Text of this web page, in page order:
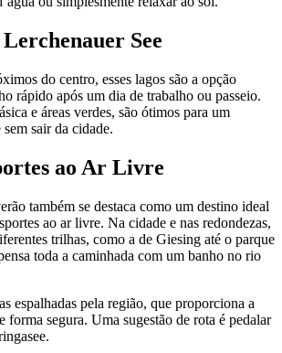
See
do centro, esses lagos são a opção
rápido após um dia de trabalho ou passeio.
e áreas verdes, são ótimos para um
sair da cidade.
ao Ar Livre
também se destaca como um destino ideal
ao ar livre. Na cidade e nas redondezas,
trilhas, como a de Giesing até o parque
toda a caminhada com um banho no rio
espalhadas pela região, que proporciona a
forma segura. Uma sugestão de rota é pedalar